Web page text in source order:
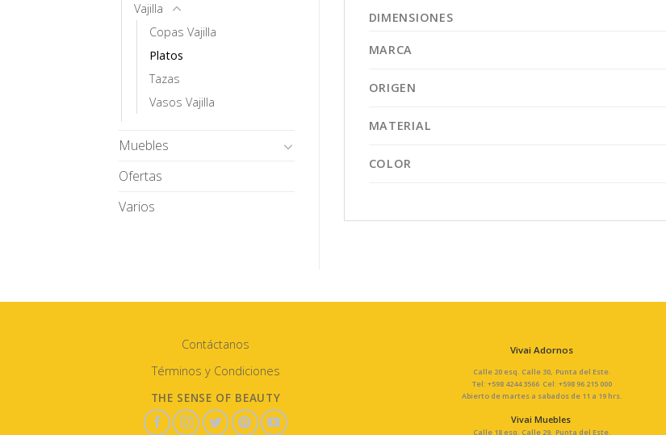
Vajilla
Copas Vajilla
Platos
Tazas
Vasos Vajilla
Muebles
Ofertas
Varios
DIMENSIONES
MARCA
ORIGEN
MATERIAL
COLOR
Contáctanos
Términos y Condiciones
THE SENSE OF BEAUTY
Vivai Adornos
Calle 20 esq. Calle 30, Punta del Este.
Tel: +598 4244 3566 Cel: +598 96 215 000
Abierto de martes a sabados de 11 a 19 hrs.
Vivai Muebles
Calle 18 esq. Calle 29, Punta del Este.